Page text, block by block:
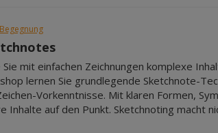
mit einfachen Zeichnungen komplexe
lernen Sie grundlegende Sketchnote-
Vorkenntnisse. Mit klaren Formen,
Inhalte auf den Punkt. Sketchnoting macht